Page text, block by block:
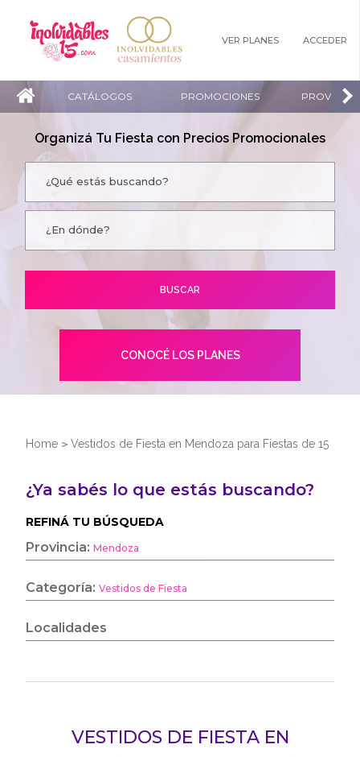
VER PLANES ACCEDER
CATÁLOGOS PROMOCIONES
Organizá Tu Fiesta con Precios Promocionales
CONOCÉ LOS PLANES
Home >Vestidos de Fiesta en Mendoza para Fiestas de 15
¿Ya sabés lo que estás buscando?
REFINÁ TU BÚSQUEDA
Provincia:Mendoza
Categoría:Vestidos de Fiesta
Localidades
VESTIDOS DE FIESTA EN